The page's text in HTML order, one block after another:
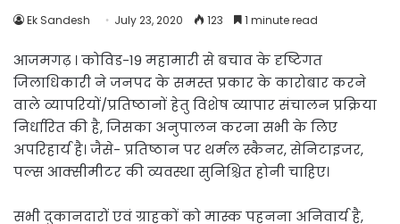
Ek Sandesh July 23, 2020 123 1 minute read
आजमगढ़ । कोविड-19 महामारी से बचाव के दृष्टिगत
जिलाधिकारी ने जनपद के समस्त प्रकार के कारोबार करने
वाले व्यापरियों/प्रतिष्ठानों हेतु विशेष व्यापार संचालन प्रक्रिया
निर्धारित की है, जिसका अनुपालन करना सभी के लिए
अपरिहार्य है। जैसे- प्रतिष्ठान पर थर्मल स्कैनर, सेनिटाइजर,
पल्स आक्सीमीटर की व्यवस्था सुनिश्चित होनी चाहिए।
सभी दुकानदारों एवं ग्राहकों को मास्क पहनना अनिवार्य है,